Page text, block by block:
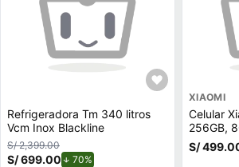
Refrigeradora Tm 340 litros
Vcm Inox Blackline
S/ 2,399.00
S/ 699.00 70%
XIAOMI
Celular
256GB,
trasera
6.6"",
S/